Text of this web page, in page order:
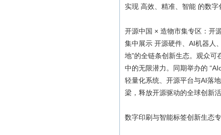
实现 高效、精准、智能 的数
开源中国 × 造物市集专区：开
集中展示 开源硬件、AI机器人
地”的全链条创新生态。观众
中的无限潜力。同期举办的
轻量化系统、开源平台与AI落
梁，释放开源驱动的全球创新
数字印刷与智能标签创新生态